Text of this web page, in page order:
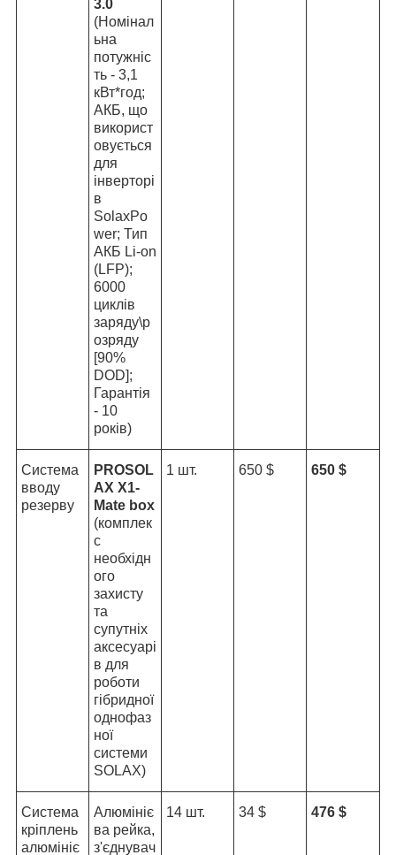
3.0
(Номінал
ьна
потужніс
ть - 3,1
кВт*год;
АКБ, що
використ
овується
для
інверторі
в
SolaxPo
wer; Тип
АКБ Li-on
(LFP);
6000
циклів
заряду\р
озряду
[90%
DOD];
Гарантія
- 10
років)
Система
вводу
резерву
PROSOL
AX X1-
Mate box
(комплек
с
необхідн
ого
захисту
та
супутніх
аксесуарі
в для
роботи
гібридної
однофаз
ної
системи
SOLAX)
1 шт. 650 $ 650 $
Система
кріплень
алюмініє
Алюмініє
ва рейка,
з'єднувач
14 шт. 34 $ 476 $